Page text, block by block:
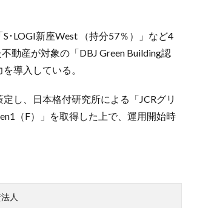
･LOGI新座West （持分57％）」など4
動産が対象の「DBJ Green Building認
導入している。
し、日本格付研究所による「JCRグリ
（F）」を取得した上で、運用開始時
人